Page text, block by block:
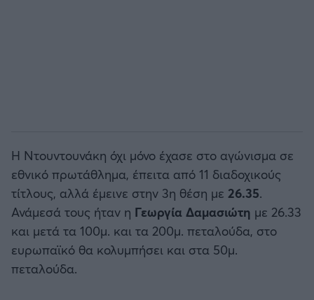
Η Ντουντουνάκη όχι μόνο έχασε στο αγώνισμα σε
εθνικό πρωτάθλημα, έπειτα από 11 διαδοχικούς
τίτλους, αλλά έμεινε στην 3η θέση με 26.35.
Ανάμεσά τους ήταν η Γεωργία Δαμασιώτη με 26.33
και μετά τα 100μ. και τα 200μ. πεταλούδα, στο
ευρωπαϊκό θα κολυμπήσει και στα 50μ.
πεταλούδα.